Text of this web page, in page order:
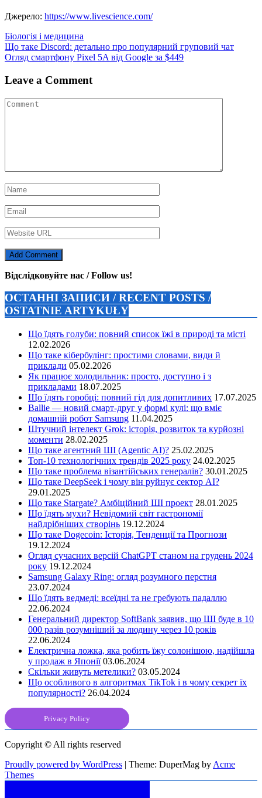
Джерело: https://www.livescience.com/
Біологія і медицина
Навігація
записів
Що таке Discord: детально про популярний груповий чат
Огляд смартфону Pixel 5A від Google за $449
Leave a Comment
Відслідковуйте нас / Follow us!
ОСТАННІ ЗАПИСИ / RECENT POSTS /
OSTATNIE ARTYKUŁY
Що їдять голуби: повний список їжі в природі та місті
12.02.2026
Що таке кібербулінг: простими словами, види й
приклади 05.02.2026
Як працює холодильник: просто, доступно і з
прикладами 18.07.2025
Що їдять горобці: повний гід для допитливих 17.07.2025
Ballie — новий смарт-друг у формі кулі: що вміє
домашній робот Samsung 11.04.2025
Штучний інтелект Grok: історія, розвиток та курйозні
моменти 28.02.2025
Що таке агентний ШІ (Agentic AI)? 25.02.2025
Топ-10 технологічних трендів 2025 року 24.02.2025
Що таке проблема візантійських генералів? 30.01.2025
Що таке DeepSeek і чому він руйнує сектор АІ?
29.01.2025
Що таке Stargate? Амбіційний ШІ проект 28.01.2025
Що їдять мухи? Невідомий світ гастрономії
найдрібніших створінь 19.12.2024
Що таке Dogecoin: Історія, Тенденції та Прогнози
19.12.2024
Огляд сучасних версій ChatGPT станом на грудень 2024
року 19.12.2024
Samsung Galaxy Ring: огляд розумного перстня
23.07.2024
Що їдять ведмеді: всеїдні та не гребують падаллю
22.06.2024
Генеральний директор SoftBank заявив, що ШІ буде в 10
000 разів розумніший за людину через 10 років
22.06.2024
Електрична ложка, яка робить їжу солонішою, надійшла
у продаж в Японії 03.06.2024
Скільки живуть метелики? 03.05.2024
Що особливого в алгоритмах TikTok і в чому секрет їх
популярності? 26.04.2024
Privacy Policy
Copyright © All rights reserved
Proudly powered by WordPress | Theme: DuperMag by Acme
Themes